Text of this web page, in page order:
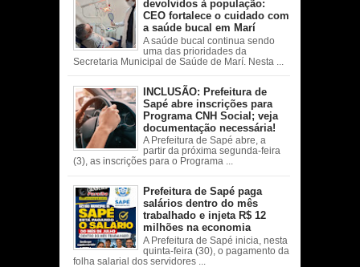
devolvidos à população:
CEO fortalece o cuidado com
a saúde bucal em Marí
A saúde bucal continua sendo
uma das prioridades da
Secretaria Municipal de Saúde de Marí. Nesta ...
INCLUSÃO: Prefeitura de
Sapé abre inscrições para
Programa CNH Social; veja
documentação necessária!
A Prefeitura de Sapé abre, a
partir da próxima segunda-feira
(3), as inscrições para o Programa ...
Prefeitura de Sapé paga
salários dentro do mês
trabalhado e injeta R$ 12
milhões na economia
A Prefeitura de Sapé inicia, nesta
quinta-feira (30), o pagamento da
folha salarial dos servidores ...